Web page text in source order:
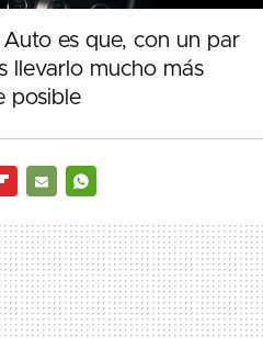
es que, con un par
llevarlo mucho más
posible
MAIL